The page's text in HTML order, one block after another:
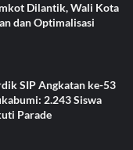
Dilantik, Wali Kota
dan Optimalisasi
SIP Angkatan ke-53
2.243 Siswa
Parade